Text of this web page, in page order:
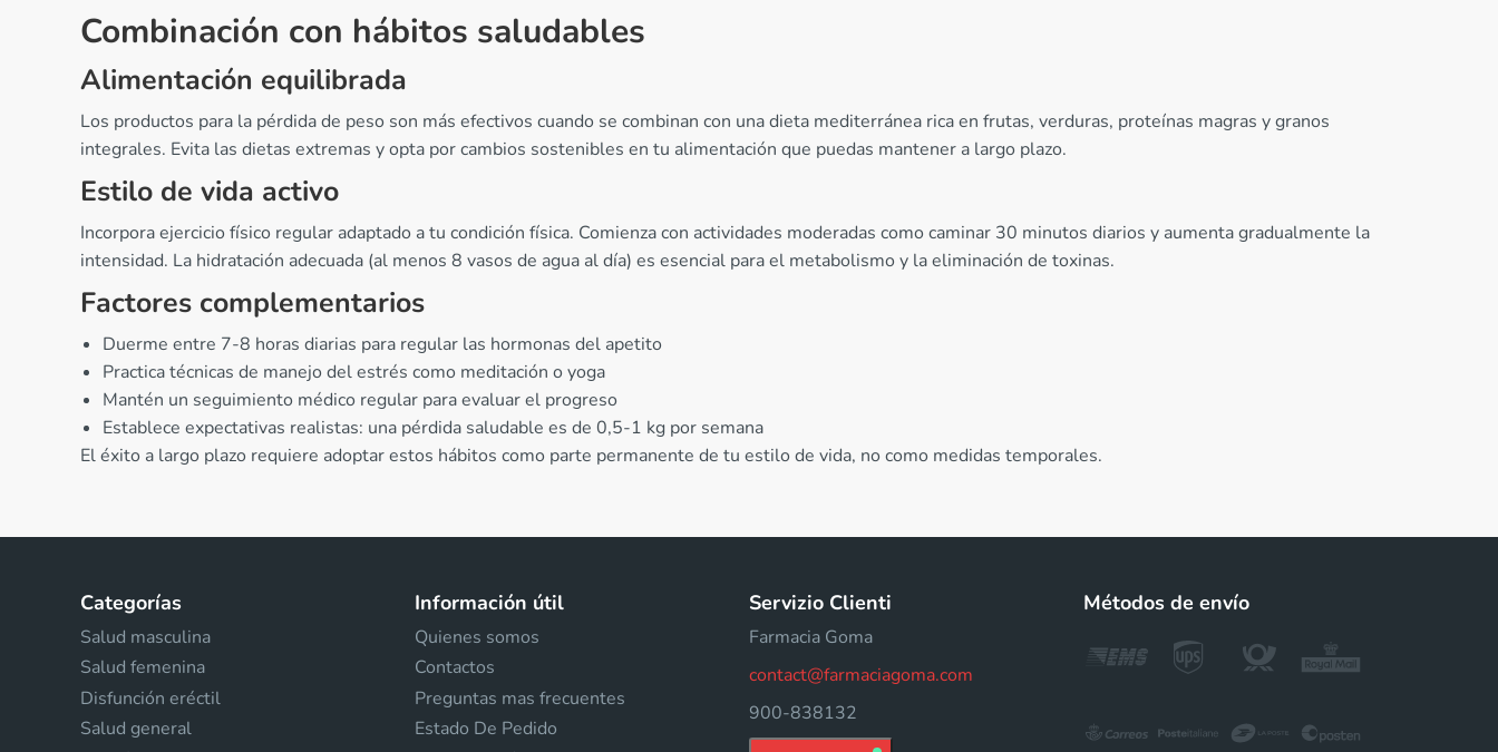
Combinación con hábitos saludables
Alimentación equilibrada
Los productos para la pérdida de peso son más efectivos cuando se combinan con una dieta mediterránea rica en frutas, verduras, proteínas magras y granos
integrales. Evita las dietas extremas y opta por cambios sostenibles en tu alimentación que puedas mantener a largo plazo.
Estilo de vida activo
Incorpora ejercicio físico regular adaptado a tu condición física. Comienza con actividades moderadas como caminar 30 minutos diarios y aumenta gradualmente la
intensidad. La hidratación adecuada (al menos 8 vasos de agua al día) es esencial para el metabolismo y la eliminación de toxinas.
Factores complementarios
Duerme entre 7-8 horas diarias para regular las hormonas del apetito
Practica técnicas de manejo del estrés como meditación o yoga
Mantén un seguimiento médico regular para evaluar el progreso
Establece expectativas realistas: una pérdida saludable es de 0,5-1 kg por semana
El éxito a largo plazo requiere adoptar estos hábitos como parte permanente de tu estilo de vida, no como medidas temporales.
Categorías
Salud masculina
Salud femenina
Disfunción eréctil
Salud general
Información útil
Quienes somos
Contactos
Preguntas mas frecuentes
Estado De Pedido
Servizio Clienti
Farmacia Goma
contact@farmaciagoma.com
900-838132
Métodos de envío